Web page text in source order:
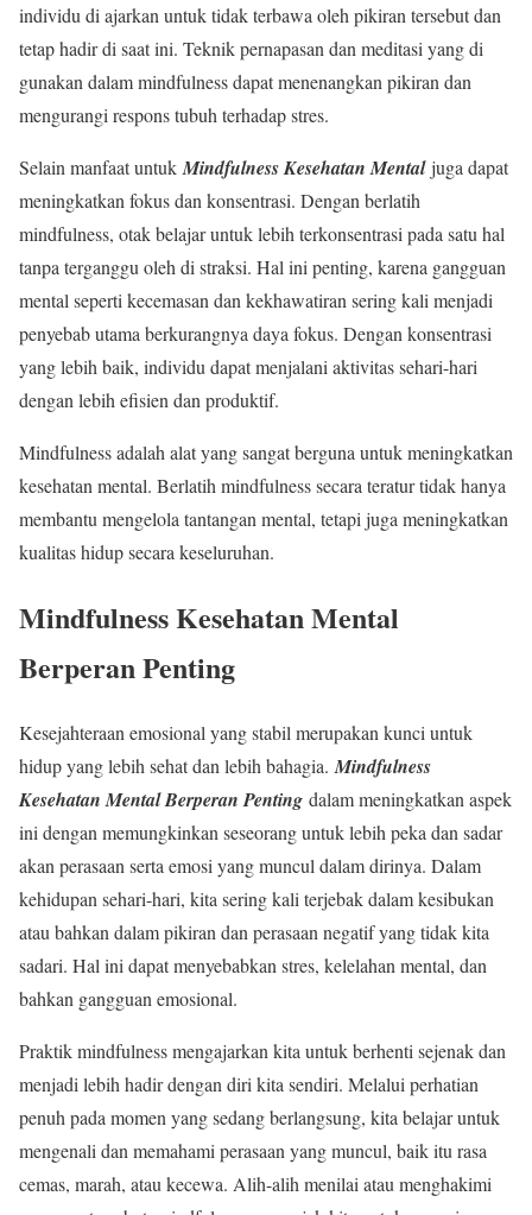
individu di ajarkan untuk tidak terbawa oleh pikiran tersebut dan
tetap hadir di saat ini. Teknik pernapasan dan meditasi yang di
gunakan dalam mindfulness dapat menenangkan pikiran dan
mengurangi respons tubuh terhadap stres.
Selain manfaat untuk Mindfulness Kesehatan Mentaljuga dapat
meningkatkan fokus dan konsentrasi. Dengan berlatih
mindfulness, otak belajar untuk lebih terkonsentrasi pada satu hal
tanpa terganggu oleh di straksi. Hal ini penting, karena gangguan
mental seperti kecemasan dan kekhawatiran sering kali menjadi
penyebab utama berkurangnya daya fokus. Dengan konsentrasi
yang lebih baik, individu dapat menjalani aktivitas sehari-hari
dengan lebih efisien dan produktif.
Mindfulness adalah alat yang sangat berguna untuk meningkatkan
kesehatan mental. Berlatih mindfulness secara teratur tidak hanya
membantu mengelola tantangan mental, tetapi juga meningkatkan
kualitas hidup secara keseluruhan.
Mindfulness Kesehatan Mental
Berperan Penting
Kesejahteraan emosional yang stabil merupakan kunci untuk
hidup yang lebih sehat dan lebih bahagia. Mindfulness
Kesehatan Mental Berperan Penting dalam meningkatkan aspek
ini dengan memungkinkan seseorang untuk lebih peka dan sadar
akan perasaan serta emosi yang muncul dalam dirinya. Dalam
kehidupan sehari-hari, kita sering kali terjebak dalam kesibukan
atau bahkan dalam pikiran dan perasaan negatif yang tidak kita
sadari. Hal ini dapat menyebabkan stres, kelelahan mental, dan
bahkan gangguan emosional.
Praktik mindfulness mengajarkan kita untuk berhenti sejenak dan
menjadi lebih hadir dengan diri kita sendiri. Melalui perhatian
penuh pada momen yang sedang berlangsung, kita belajar untuk
mengenali dan memahami perasaan yang muncul, baik itu rasa
cemas, marah, atau kecewa. Alih-alih menilai atau menghakimi